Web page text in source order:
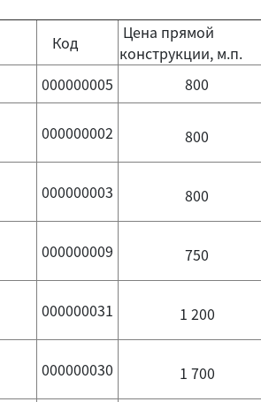
Код
Цена прямой
конструкции, м.п.
000000005 800
000000002 800
000000003 800
000000009 750
000000031 1 200
000000030 1 700